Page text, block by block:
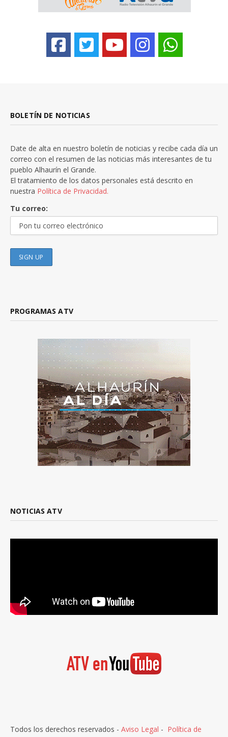
BOLETÍN DE NOTICIAS
Date de alta en nuestro boletín de noticias y recibe cada día un
correo con el resumen de las noticias más interesantes de tu
pueblo Alhaurín el Grande.
El tratamiento de los datos personales está descrito en
nuestra Política de Privacidad.
Tu correo:
PROGRAMAS ATV
NOTICIAS ATV
Todos los derechos reservados - Aviso Legal - Política de